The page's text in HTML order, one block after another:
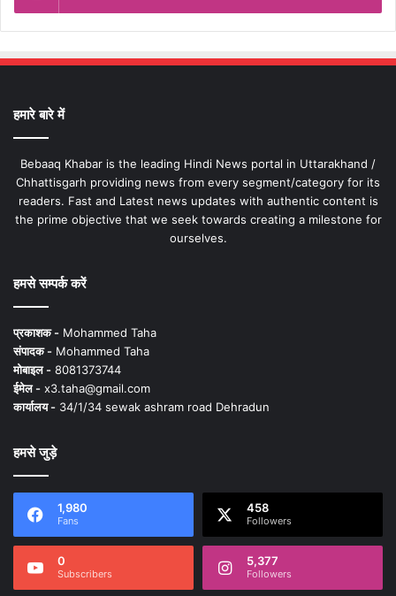
हमारे बारे में
Bebaaq Khabar is the leading Hindi News portal in Uttarakhand /
Chhattisgarh providing news from every segment/category for its
readers. Fast and Latest news updates with authentic content is
the prime objective that we seek towards creating a milestone for
ourselves.
हमसे सम्पर्क करें
प्रकाशक - Mohammed Taha
संपादक - Mohammed Taha
मोबाइल - 8081373744
ईमेल - x3.taha@gmail.com
कार्यालय - 34/1/34 sewak ashram road Dehradun
हमसे जुड़े
1,980
Fans
458
Followers
0
Subscribers
5,377
Followers